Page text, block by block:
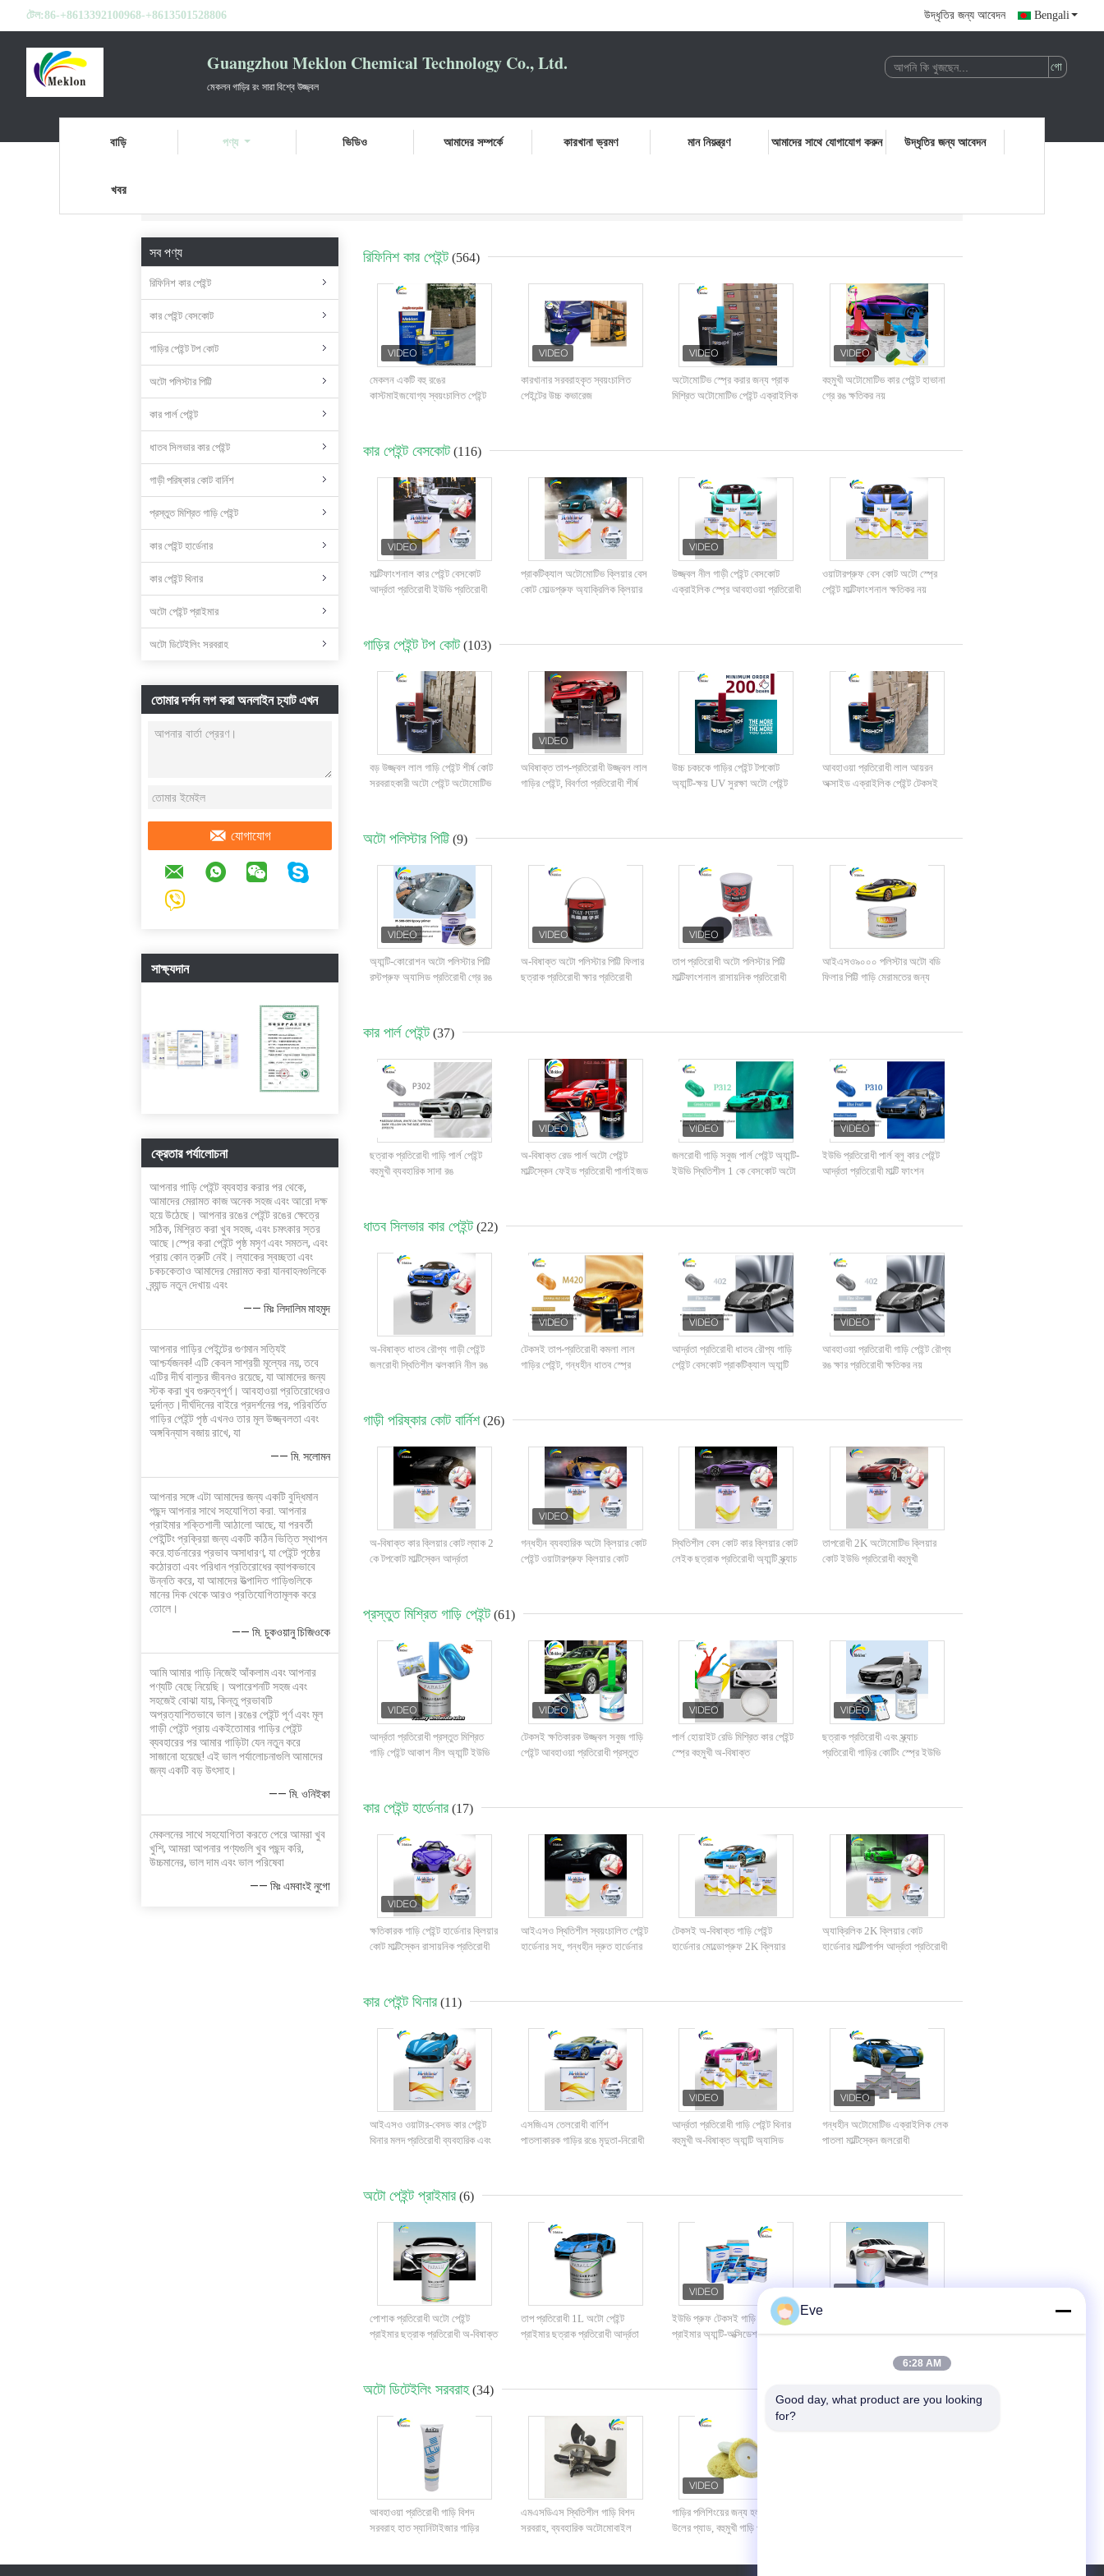
টেল:86-+8613392100968-+8613501528806 উদ্ধৃতির জন্য আবেদন Bengali
Guangzhou Meklon Chemical Technology Co., Ltd.
মেকলন গাড়ির রং সারা বিশ্বে উজ্জ্বল
বাড়ি পণ্য ভিডিও আমাদের সম্পর্কে কারখানা ভ্রমণ মান নিয়ন্ত্রণ আমাদের সাথে যোগাযোগ করুন উদ্ধৃতির জন্য আবেদন
খবর
সব পণ্য
রিফিনিশ কার পেইন্ট
কার পেইন্ট বেসকোট
গাড়ির পেইন্ট টপ কোট
অটো পলিস্টার পিট্টি
কার পার্ল পেইন্ট
ধাতব সিলভার কার পেইন্ট
গাড়ী পরিষ্কার কোট বার্নিশ
প্রস্তুত মিশ্রিত গাড়ি পেইন্ট
কার পেইন্ট হার্ডেনার
কার পেইন্ট থিনার
অটো পেইন্ট প্রাইমার
অটো ডিটেইলিং সরবরাহ
তোমার দর্শন লগ করা অনলাইন চ্যাট এখন
যোগাযোগ
সাক্ষ্যদান
ক্রেতার পর্যালোচনা
আপনার গাড়ি পেইন্ট ব্যবহার করার পর থেকে,
আমাদের মেরামত কাজ অনেক সহজ এবং আরো দক্ষ
হয়ে উঠেছে। আপনার রঙের পেইন্ট রঙের ক্ষেত্রে
সঠিক, মিশ্রিত করা খুব সহজ, এবং চমৎকার স্তর
আছে।স্প্রে করা পেইন্ট পৃষ্ঠ মসৃণ এবং সমতল, এবং
প্রায় কোন ত্রুটি নেই। ল্যাকের স্বচ্ছতা এবং
চকচকেতাও আমাদের মেরামত করা যানবাহনগুলিকে
ব্র্যান্ড নতুন দেখায় এবং
—— মিঃ লিদালিম মাহমুদ
আপনার গাড়ির পেইন্টের গুণমান সত্যিই
আশ্চর্যজনক! এটি কেবল সাশ্রয়ী মূল্যের নয়, তবে
এটির দীর্ঘ বালুচর জীবনও রয়েছে, যা আমাদের জন্য
স্টক করা খুব গুরুত্বপূর্ণ। আবহাওয়া প্রতিরোধেরও
দুর্দান্ত।দীর্ঘদিনের বাইরে প্রদর্শনের পর, পরিবর্তিত
গাড়ির পেইন্ট পৃষ্ঠ এখনও তার মূল উজ্জ্বলতা এবং
অঙ্গবিন্যাস বজায় রাখে, যা
—— মি. সলোমন
আপনার সঙ্গে এটা আমাদের জন্য একটি বুদ্ধিমান
পছন্দ আপনার সাথে সহযোগিতা করা. আপনার
প্রাইমার শক্তিশালী আঠালো আছে, যা পরবর্তী
পেইন্টিং প্রক্রিয়া জন্য একটি কঠিন ভিত্তি স্থাপন
করে.হার্ডনারের প্রভাব অসাধারণ, যা পেইন্ট পৃষ্ঠের
কঠোরতা এবং পরিধান প্রতিরোধের ব্যাপকভাবে
উন্নতি করে, যা আমাদের উত্পাদিত গাড়িগুলিকে
মানের দিক থেকে আরও প্রতিযোগিতামূলক করে
তোলে।
—— মি. চুকওয়ানু চিজিওকে
আমি আমার গাড়ি নিজেই আঁকলাম এবং আপনার
পণ্যটি বেছে নিয়েছি। অপারেশনটি সহজ এবং
সহজেই বোঝা যায়, কিন্তু প্রভাবটি
অপ্রত্যাশিতভাবে ভাল।রঙের পেইন্ট পূর্ণ এবং মূল
গাড়ী পেইন্ট প্রায় একইতোমার গাড়ির পেইন্ট
ব্যবহারের পর আমার গাড়িটা যেন নতুন করে
সাজানো হয়েছে! এই ভাল পর্যালোচনাগুলি আমাদের
জন্য একটি বড় উৎসাহ।
—— মি. ওনিইকা
মেকলনের সাথে সহযোগিতা করতে পেরে আমরা খুব
খুশি, আমরা আপনার পণ্যগুলি খুব পছন্দ করি,
উচ্চমানের, ভাল দাম এবং ভাল পরিষেবা
—— মিঃ এমবাংই নুগো
রিফিনিশ কার পেইন্ট (564)
মেকলন একটি বহু রঙের
কাস্টমাইজযোগ্য স্বয়ংচালিত পেইন্ট
কারখানার সরবরাহকৃত স্বয়ংচালিত
পেইন্টের উচ্চ কভারেজ
অটোমোটিভ স্প্রে করার জন্য প্রাক
মিশ্রিত অটোমোটিভ পেইন্ট এক্রাইলিক
বহুমুখী অটোমোটিভ কার পেইন্ট হাভানা
গ্রে রঙ ক্ষতিকর নয়
কার পেইন্ট বেসকোট (116)
মাল্টিফাংশনাল কার পেইন্ট বেসকোট
আর্দ্রতা প্রতিরোধী ইউভি প্রতিরোধী
প্রাকটিক্যাল অটোমোটিভ ক্লিয়ার বেস
কোট মোল্ডপ্রুফ অ্যাক্রিলিক ক্লিয়ার
উজ্জ্বল নীল গাড়ী পেইন্ট বেসকোট
এক্রাইলিক স্প্রে আবহাওয়া প্রতিরোধী
ওয়াটারপ্রুফ বেস কোট অটো স্প্রে
পেইন্ট মাল্টিফাংশনাল ক্ষতিকর নয়
গাড়ির পেইন্ট টপ কোট (103)
বড় উজ্জ্বল লাল গাড়ি পেইন্ট শীর্ষ কোট
সরবরাহকারী অটো পেইন্ট অটোমোটিভ
অবিষাক্ত তাপ-প্রতিরোধী উজ্জ্বল লাল
গাড়ির পেইন্ট, বিবর্ণতা প্রতিরোধী শীর্ষ
উচ্চ চকচকে গাড়ির পেইন্ট টপকোট
অ্যান্টি-ক্ষয় UV সুরক্ষা অটো পেইন্ট
আবহাওয়া প্রতিরোধী লাল আয়রন
অক্সাইড এক্রাইলিক পেইন্ট টেকসই
অটো পলিস্টার পিট্টি (9)
অ্যান্টি-কোরোশন অটো পলিস্টার পিট্টি
রস্টপ্রুফ অ্যাসিড প্রতিরোধী গ্রে রঙ
অ-বিষাক্ত অটো পলিস্টার পিট্টি ফিলার
ছত্রাক প্রতিরোধী ক্ষার প্রতিরোধী
তাপ প্রতিরোধী অটো পলিস্টার পিট্টি
মাল্টিফাংশনাল রাসায়নিক প্রতিরোধী
আইএসও৯০০০ পলিস্টার অটো বডি
ফিলার পিট্টি গাড়ি মেরামতের জন্য
কার পার্ল পেইন্ট (37)
ছত্রাক প্রতিরোধী গাড়ি পার্ল পেইন্ট
বহুমুখী ব্যবহারিক সাদা রঙ
অ-বিষাক্ত রেড পার্ল অটো পেইন্ট
মাল্টিস্কেন ফেইড প্রতিরোধী পার্লাইজড
জলরোধী গাড়ি সবুজ পার্ল পেইন্ট অ্যান্টি-
ইউভি স্থিতিশীল 1 কে বেসকোট অটো
ইউভি প্রতিরোধী পার্ল ব্লু কার পেইন্ট
আর্দ্রতা প্রতিরোধী মাল্টি ফাংশন
ধাতব সিলভার কার পেইন্ট (22)
অ-বিষাক্ত ধাতব রৌপ্য গাড়ী পেইন্ট
জলরোধী স্থিতিশীল ঝলকানি নীল রঙ
টেকসই তাপ-প্রতিরোধী কমলা লাল
গাড়ির পেইন্ট, গন্ধহীন ধাতব স্প্রে
আর্দ্রতা প্রতিরোধী ধাতব রৌপ্য গাড়ি
পেইন্ট বেসকোট প্রাকটিক্যাল অ্যান্টি
আবহাওয়া প্রতিরোধী গাড়ি পেইন্ট রৌপ্য
রঙ ক্ষার প্রতিরোধী ক্ষতিকর নয়
গাড়ী পরিষ্কার কোট বার্নিশ (26)
অ-বিষাক্ত কার ক্লিয়ার কোট ল্যাক 2
কে টপকোট মাল্টিস্কেন আর্দ্রতা
গন্ধহীন ব্যবহারিক অটো ক্লিয়ার কোট
পেইন্ট ওয়াটারপ্রুফ ক্লিয়ার কোট
স্থিতিশীল বেস কোট কার ক্লিয়ার কোট
লেইক ছত্রাক প্রতিরোধী অ্যান্টি স্ক্র্যাচ
তাপরোধী 2K অটোমোটিভ ক্লিয়ার
কোট ইউভি প্রতিরোধী বহুমুখী
প্রস্তুত মিশ্রিত গাড়ি পেইন্ট (61)
আর্দ্রতা প্রতিরোধী প্রস্তুত মিশ্রিত
গাড়ি পেইন্ট আকাশ নীল অ্যান্টি ইউভি
টেকসই ক্ষতিকারক উজ্জ্বল সবুজ গাড়ি
পেইন্ট আবহাওয়া প্রতিরোধী প্রস্তুত
পার্ল হোয়াইট রেডি মিশ্রিত কার পেইন্ট
স্প্রে বহুমুখী অ-বিষাক্ত
ছত্রাক প্রতিরোধী এবং স্ক্র্যাচ
প্রতিরোধী গাড়ির কোটিং স্প্রে ইউভি
কার পেইন্ট হার্ডেনার (17)
ক্ষতিকারক গাড়ি পেইন্ট হার্ডেনার ক্লিয়ার
কোট মাল্টিস্কেন রাসায়নিক প্রতিরোধী
আইএসও স্থিতিশীল স্বয়ংচালিত পেইন্ট
হার্ডেনার সহ, গন্ধহীন দ্রুত হার্ডেনার
টেকসই অ-বিষাক্ত গাড়ি পেইন্ট
হার্ডেনার মোল্ডোপ্রুফ 2K ক্লিয়ার
অ্যাক্রিলিক 2K ক্লিয়ার কোট
হার্ডেনার মাল্টিপার্পস আর্দ্রতা প্রতিরোধী
কার পেইন্ট থিনার (11)
আইএসও ওয়াটার-বেসড কার পেইন্ট
থিনার মলদ প্রতিরোধী ব্যবহারিক এবং
এসজিএস তেলরোধী বার্ণিশ
পাতলাকারক গাড়ির রঙে মৃদুতা-নিরোধী
আর্দ্রতা প্রতিরোধী গাড়ি পেইন্ট থিনার
বহুমুখী অ-বিষাক্ত অ্যান্টি অ্যাসিড
গন্ধহীন অটোমোটিভ এক্রাইলিক লেক
পাতলা মাল্টিস্কেন জলরোধী
অটো পেইন্ট প্রাইমার (6)
পোশাক প্রতিরোধী অটো পেইন্ট
প্রাইমার ছত্রাক প্রতিরোধী অ-বিষাক্ত
তাপ প্রতিরোধী 1L অটো পেইন্ট
প্রাইমার ছত্রাক প্রতিরোধী আর্দ্রতা
ইউভি প্রুফ টেকসই গাড়ি পেইন্ট
প্রাইমার অ্যান্টি-অক্সিডেশন
রাসায়নিক প্রতিরোধী আবহাওয়া
অটো ডিটেইলিং সরবরাহ (34)
আবহাওয়া প্রতিরোধী গাড়ি বিশদ
সরবরাহ হাত স্যানিটাইজার গাড়ির
এমএসডিএস স্থিতিশীল গাড়ি বিশদ
সরবরাহ, ব্যবহারিক অটোমোবাইল
গাড়ির পলিশিংয়ের জন্য হলুদ সাদা
উলের প্যাড, বহুমুখী গাড়ি পরিষ্কারের
Eve
6:28 AM
Good day, what product are you looking
for?